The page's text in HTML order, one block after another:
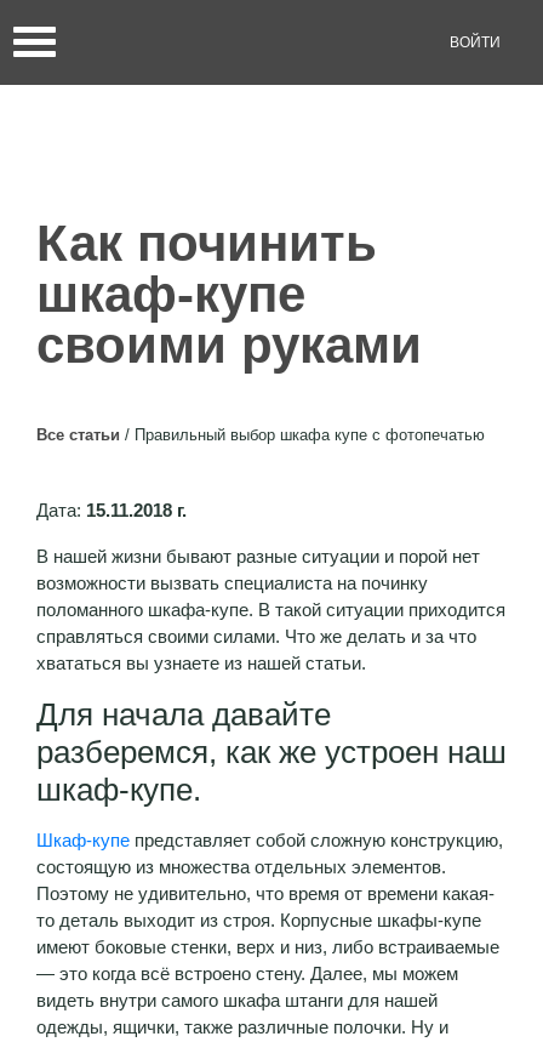
ВОЙТИ
Как починить
шкаф-купе
своими руками
Все статьи / Правильный выбор шкафа купе с фотопечатью
Дата: 15.11.2018 г.
В нашей жизни бывают разные ситуации и порой нет
возможности вызвать специалиста на починку
поломанного шкафа-купе. В такой ситуации приходится
справляться своими силами. Что же делать и за что
хвататься вы узнаете из нашей статьи.
Для начала давайте
разберемся, как же устроен наш
шкаф-купе.
Шкаф-купе представляет собой сложную конструкцию,
состоящую из множества отдельных элементов.
Поэтому не удивительно, что время от времени какая-
то деталь выходит из строя. Корпусные шкафы-купе
имеют боковые стенки, верх и низ, либо встраиваемые
— это когда всё встроено стену. Далее, мы можем
видеть внутри самого шкафа штанги для нашей
одежды, ящички, также различные полочки. Ну и